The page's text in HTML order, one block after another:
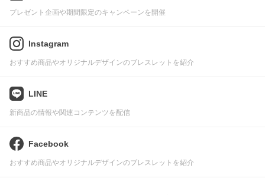
プレゼント企画や期間限定のキャンペーンを開催
Instagram
おすすめ商品やオリジナルデザインのブレスレットを紹介
LINE
新商品の情報や関連コンテンツを配信
Facebook
おすすめ商品やオリジナルデザインのブレスレットを紹介